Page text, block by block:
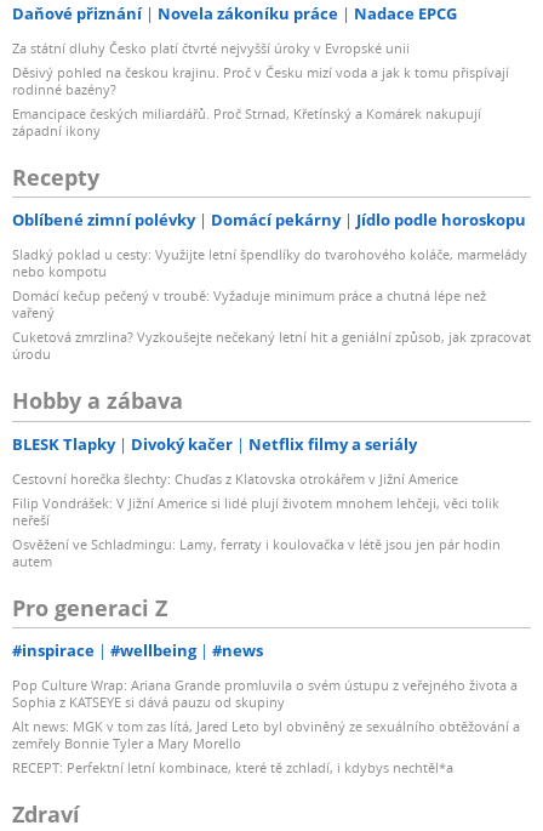
Daňové přiznání Novela zákoníku práce Nadace EPCG
Za státní dluhy Česko platí čtvrté nejvyšší úroky v Evropské unii
Děsivý pohled na českou krajinu. Proč v Česku mizí voda a jak k tomu přispívají
rodinné bazény?
Emancipace českých miliardářů. Proč Strnad, Křetínský a Komárek nakupují
západní ikony
Recepty
Oblíbené zimní polévky Domácí pekárny Jídlo podle horoskopu
Sladký poklad u cesty: Využijte letní špendlíky do tvarohového koláče, marmelády
nebo kompotu
Domácí kečup pečený v troubě: Vyžaduje minimum práce a chutná lépe než
vařený
Cuketová zmrzlina? Vyzkoušejte nečekaný letní hit a geniální způsob, jak zpracovat
úrodu
Hobby a zábava
BLESK Tlapky Divoký kačer Netflix filmy a seriály
Cestovní horečka šlechty: Chuďas z Klatovska otrokářem v Jižní Americe
Filip Vondrášek: V Jižní Americe si lidé plují životem mnohem lehčeji, věci tolik
neřeší
Osvěžení ve Schladmingu: Lamy, ferraty i koulovačka v létě jsou jen pár hodin
autem
Pro generaci Z
#inspirace #wellbeing #news
Pop Culture Wrap: Ariana Grande promluvila o svém ústupu z veřejného života a
Sophia z KATSEYE si dává pauzu od skupiny
Alt news: MGK v tom zas lítá, Jared Leto byl obviněný ze sexuálního obtěžování a
zemřely Bonnie Tyler a Mary Morello
RECEPT: Perfektní letní kombinace, které tě zchladí, i kdybys nechtěl*a
Zdraví